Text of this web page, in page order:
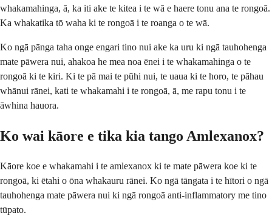
whakamahinga, ā, ka iti ake te kitea i te wā e haere tonu ana te rongoā.
Ka whakatika tō waha ki te rongoā i te roanga o te wā.
Ko ngā pānga taha onge engari tino nui ake ka uru ki ngā tauhohenga
mate pāwera nui, ahakoa he mea noa ēnei i te whakamahinga o te
rongoā ki te kiri. Ki te pā mai te pūhi nui, te uaua ki te horo, te pāhau
whānui rānei, kati te whakamahi i te rongoā, ā, me rapu tonu i te
āwhina hauora.
Ko wai kāore e tika kia tango Amlexanox?
Kāore koe e whakamahi i te amlexanox ki te mate pāwera koe ki te
rongoā, ki ētahi o ōna whakauru rānei. Ko ngā tāngata i te hītori o ngā
tauhohenga mate pāwera nui ki ngā rongoā anti-inflammatory me tino
tūpato.